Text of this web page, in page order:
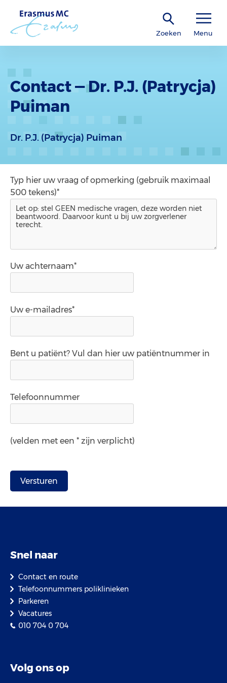
Zoeken Menu
Contact — Dr. P.J. (Patrycja)
Puiman
Dr. P.J. (Patrycja) Puiman
Typ hier uw vraag of opmerking (gebruik maximaal
500 tekens)*
Uw achternaam*
Uw e-mailadres*
Bent u patiënt? Vul dan hier uw patiëntnummer in
Telefoonnummer
(velden met een * zijn verplicht)
Snel naar
Contact en route
Telefoonnummers poliklinieken
Parkeren
Vacatures
010 704 0 704
Volg ons op